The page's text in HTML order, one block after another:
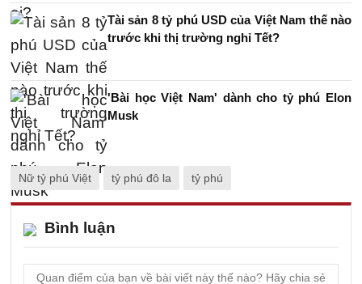
Tài sản 8 tỷ phú USD của Việt Nam thế nào
trước khi thị trường nghỉ Tết?
'Bài học Việt Nam' dành cho tỷ phú Elon
Musk
Nữ tỷ phú Việt tỷ phú đô la tỷ phú
Bình luận